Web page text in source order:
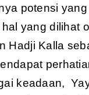
potensi
yang dilihat
Hadji Kalla
keadaan,